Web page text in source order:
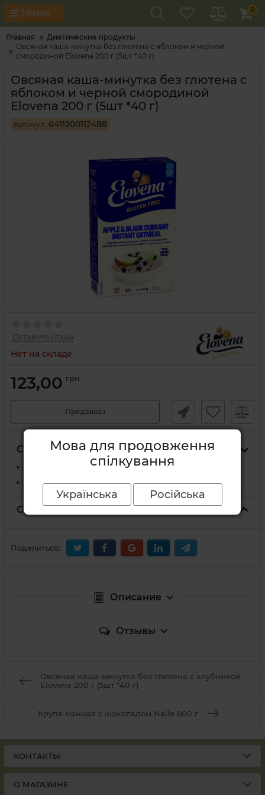
Меню 0
Главная
Диетические продукты
Овсяная каша-минутка без глютена с яблоком и черной
смородиной Elovena 200 г (5шт *40 г)
Овсяная каша-минутка без глютена с
яблоком и черной смородиной
Elovena 200 г (5шт *40 г)
Артикул: 6411200112488
Оставить отзыв
Нет на складе
123,00 грн
Предзаказ
Способы доставки
На отделение Новой Почты
Курьером Новой Почты по адресу
Способы оплаты
Поделиться:
Описание
Отзывы
Овсяная каша-минутка без глютена с клубникой
Elovena 200 г (5шт *40 г)
Крупа манная с шоколадом Nalle 600 г
КОНТАКТЫ
О МАГАЗИНЕ
Мова для продовження
спілкування
Українська Російська